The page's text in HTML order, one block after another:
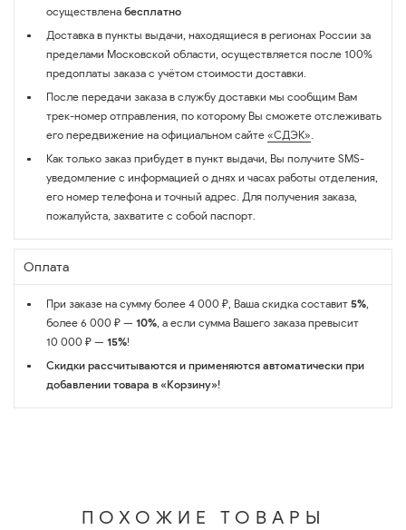
осуществлена бесплатно
Доставка в пункты выдачи, находящиеся в регионах России за
пределами Московской области, осуществляется после 100%
предоплаты заказа с учётом стоимости доставки.
После передачи заказа в службу доставки мы сообщим Вам
трек-номер отправления, по которому Вы сможете отслеживать
его передвижение на официальном сайте «СДЭК».
Как только заказ прибудет в пункт выдачи, Вы получите SMS-
уведомление с информацией о днях и часах работы отделения,
его номер телефона и точный адрес. Для получения заказа,
пожалуйста, захватите с собой паспорт.
Оплата
При заказе на сумму более 4 000 ₽, Ваша скидка составит 5%,
более 6 000 ₽ — 10%, а если сумма Вашего заказа превысит
10 000 ₽ — 15%!
Скидки рассчитываются и применяются автоматически при
добавлении товара в «Корзину»!
ПОХОЖИЕ ТОВАРЫ